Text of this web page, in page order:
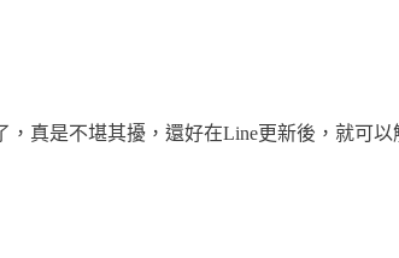
真是不堪其擾，還好在Line更新後，就可